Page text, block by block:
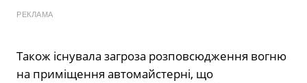
РЕКЛАМА
Також існувала загроза розповсюдження вогню
на приміщення автомайстерні, що